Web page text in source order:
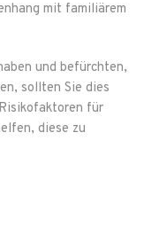
mit familiärem
und befürchten,
sollten Sie dies
für
diese zu